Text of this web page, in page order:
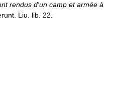
rendus d'un camp et armée à
Liu. lib. 22.